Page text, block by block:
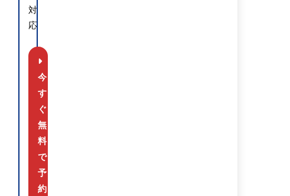
対
応
今
す
ぐ
無
料
で
予
約